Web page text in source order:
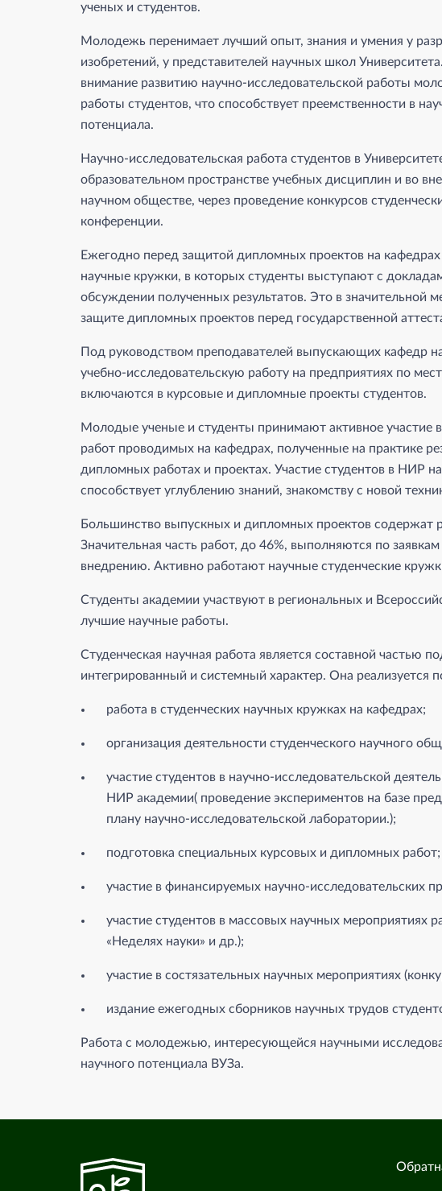
ученых и студентов.
Молодежь перенимает лучший опыт, знания и умения у
изобретений, у представителей научных школ
внимание развитию научно-исследовательской работы
работы студентов, что способствует преемственности в
потенциала.
Научно-исследовательская работа студентов в
образовательном пространстве учебных дисциплин и во
научном обществе, через проведение конкурсов
конференции.
Ежегодно перед защитой дипломных проектов на кафедрах
научные кружки, в которых студенты выступают с
обсуждении полученных результатов. Это в значительной
защите дипломных проектов перед государственной
Под руководством преподавателей выпускающих кафедр
учебно-исследовательскую работу на предприятиях по
включаются в курсовые и дипломные проекты студентов.
Молодые ученые и студенты принимают активное участие
работ проводимых на кафедрах, полученные на практике
дипломных работах и проектах. Участие студентов в НИР
способствует углублению знаний, знакомству с новой
Большинство выпускных и дипломных проектов содержат
Значительная часть работ, до 46%, выполняются по
внедрению. Активно работают научные студенческие
Студенты академии участвуют в региональных и
лучшие научные работы.
Студенческая научная работа является составной частью
интегрированный и системный характер. Она
работа в студенческих научных кружках на кафедрах;
организация деятельности студенческого научного
участие студентов в научно-исследовательской
НИР академии( проведение экспериментов на базе
плану научно-исследовательской лаборатории.);
подготовка специальных курсовых и дипломных работ;
участие в финансируемых научно-исследовательских
участие студентов в массовых научных мероприятиях
«Неделях науки» и др.);
участие в состязательных научных мероприятиях
издание ежегодных сборников научных трудов
Работа с молодежью, интересующейся научными
научного потенциала ВУЗа.